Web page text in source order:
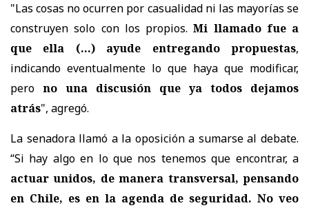
"Las cosas no ocurren por casualidad ni las mayorías se
construyen solo con los propios.Mi llamado fue a
que ella (...) ayude entregando propuestas,
indicando eventualmente lo que haya que modificar,
pero no una discusión que ya todos dejamos
atrás", agregó.
La senadora llamó a la oposición a sumarse al debate.
“Si hay algo en lo que nos tenemos que encontrar, a
actuar unidos, de manera transversal, pensando
en Chile, es en la agenda de seguridad. No veo